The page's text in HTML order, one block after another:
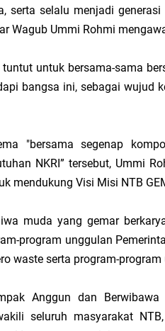
Batu Pertama Balai Kemitraan Polri
Peraih Juara III Badminton
Relawan Evakuasi Wisatawan
Polsek Mataram Bagikan Bendera
Diganti ,AKP Imran Rosyadi, S.H.
serta selalu menjadi generasi
Wagub Ummi Rohmi
untuk bersama-sama
bangsa ini, sebagai wujud
"bersama segenap
NKRI” tersebut, Ummi
mendukung Visi Misi NTB
muda yang gemar
program unggulan
waste serta program-
Anggun dan Berwibawa
seluruh masyarakat